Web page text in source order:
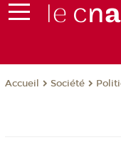
Accueil Société